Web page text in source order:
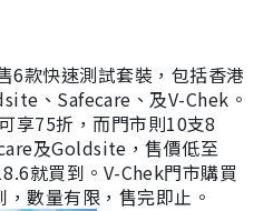
6款快速測試套裝，包括香港
、Safecare、及V-Chek。
享75折，而門市則10支8
及Goldsite，售價低至
就買到。V-Chek門市購買
數量有限，售完即止。